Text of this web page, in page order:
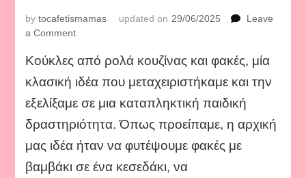
bytocafetismamas updated on 29/06/2025
Leave
a Commenton
από
ρολά
κουζίνας
και
φακές.
Κούκλες από ρολά κουζίνας και φακές, μία
κλασική ιδέα που μεταχειριστήκαμε και την
εξελίξαμε σε μια καταπληκτική παιδική
δραστηριότητα. Όπως προείπαμε, η αρχική
μας ιδέα ήταν να φυτέψουμε φακές με
βαμβάκι σε ένα κεσεδάκι, να